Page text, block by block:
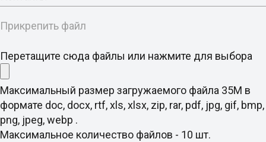
Прикрепить файл
Перетащите сюда файлы или нажмите для выбора
Максимальный размер загружаемого файла 35M в
формате doc, docx, rtf, xls, xlsx, zip, rar, pdf, jpg, gif, bmp,
png, jpeg, webp .
Максимальное количество файлов - 10 шт.